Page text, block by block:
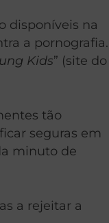
disponíveis na
a pornografia.
Kids” (site do
tão
seguras em
minuto de
a rejeitar a